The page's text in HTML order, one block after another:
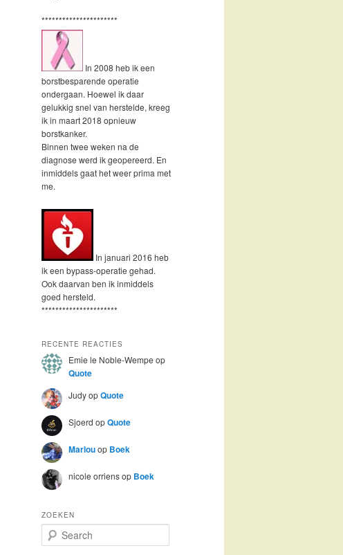
**********************
In 2008 heb ik een
borstbesparende operatie
ondergaan. Hoewel ik daar
gelukkig snel van herstelde, kreeg
ik in maart 2018 opnieuw
borstkanker.
Binnen twee weken na de
diagnose werd ik geopereerd. En
inmiddels gaat het weer prima met
me.
In januari 2016 heb
ik een bypass-operatie gehad.
Ook daarvan ben ik inmiddels
goed hersteld.
**********************
RECENTE REACTIES
Emie le Noble-Wempe op
Quote
JudyopQuote
Sjoerd opQuote
Marlouop Boek
nicole orriensop Boek
ZOEKEN
e